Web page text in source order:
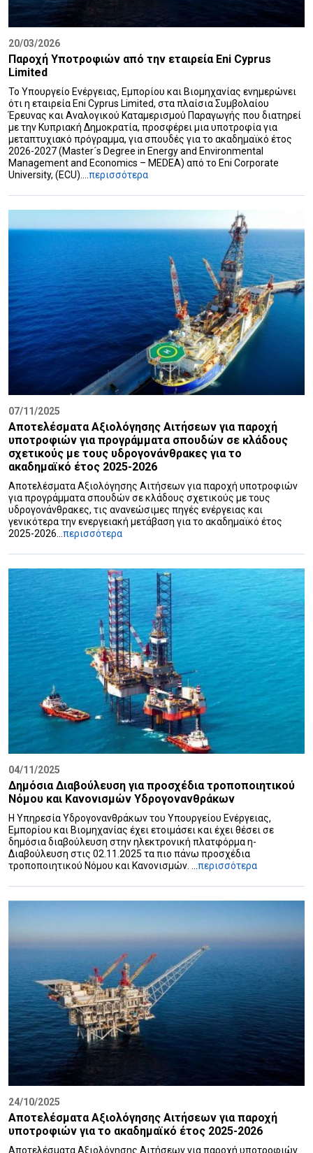
20/03/2026
Παροχή Υποτροφιών από την εταιρεία Eni Cyprus
Limited
Το Υπουργείο Ενέργειας, Εμπορίου και Βιομηχανίας ενημερώνει
ότι η εταιρεία Eni Cyprus Limited, στα πλαίσια Συμβολαίου
Έρευνας και Αναλογικού Καταμερισμού Παραγωγής που διατηρεί
με την Κυπριακή Δημοκρατία, προσφέρει μια υποτροφία για
μεταπτυχιακό πρόγραμμα, για σπουδές για το ακαδημαϊκό έτος
2026-2027 (Master´s Degree in Energy and Environmental
Management and Economics – MEDEA) από το Εni Corporate
University, (ECU).... περισσότερα
07/11/2025
Αποτελέσματα Αξιολόγησης Αιτήσεων για παροχή
υποτροφιών για προγράμματα σπουδών σε κλάδους
σχετικούς με τους υδρογονάνθρακες για το
ακαδημαϊκό έτος 2025-2026
Αποτελέσματα Αξιολόγησης Αιτήσεων για παροχή υποτροφιών
για προγράμματα σπουδών σε κλάδους σχετικούς με τους
υδρογονάνθρακες, τις ανανεώσιμες πηγές ενέργειας και
γενικότερα την ενεργειακή μετάβαση για το ακαδημαϊκό έτος
2025-2026... περισσότερα
04/11/2025
Δημόσια Διαβούλευση για προσχέδια τροποποιητικού
Νόμου και Κανονισμών Υδρογονανθράκων
Η Υπηρεσία Υδρογονανθράκων του Υπουργείου Ενέργειας,
Εμπορίου και Βιομηχανίας έχει ετοιμάσει και έχει θέσει σε
δημόσια διαβούλευση στην ηλεκτρονική πλατφόρμα η-
Διαβούλευση στις 02.11.2025 τα πιο πάνω προσχέδια
τροποποιητικού Νόμου και Κανονισμών. ... περισσότερα
24/10/2025
Αποτελέσματα Αξιολόγησης Αιτήσεων για παροχή
υποτροφιών για το ακαδημαϊκό έτος 2025-2026
Αποτελέσματα Αξιολόγησης Αιτήσεων για παροχή υποτροφιών